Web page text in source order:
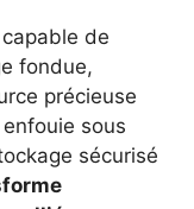
de
fondue,
précieuse
sous
sécurisé